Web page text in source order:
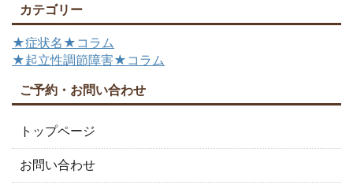
カテゴリー
★症状名★コラム
★起立性調節障害★コラム
ご予約・お問い合わせ
トップページ
お問い合わせ